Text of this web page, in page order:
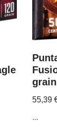
55,39
...